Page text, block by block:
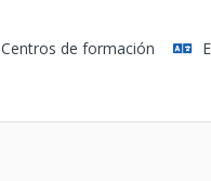
Centros de formación